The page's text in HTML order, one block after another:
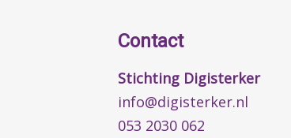
Contact
Stichting Digisterker
info@digisterker.nl
053 2030 062